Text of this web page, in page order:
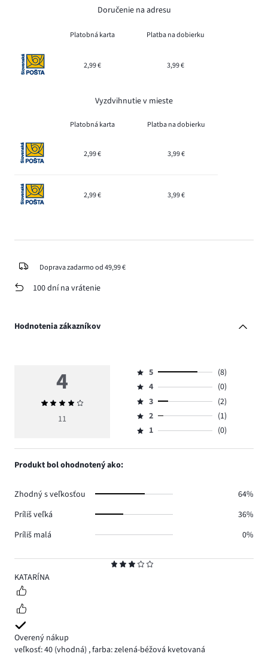
Doručenie na adresu
Platobná karta Platba na dobierku
2,99 € 3,99 €
Vyzdvihnutie v mieste
Platobná karta Platba na dobierku
2,99 € 3,99 €
2,99 € 3,99 €
Doprava zadarmo od 49,99 €
100 dní na vrátenie
Hodnotenia zákazníkov
3
KATARÍNA
Overený nákup
veľkosť: 40 (vhodná) ,farba: zelená-béžová kvetovaná
4
Priemerné
hodnotenie
11
Hodnotenie
5,
počet
hlasov
8.
5
(8)
Hodnotenie
4,
počet
hlasov
4
(0)
Hodnotenie
3,
počet
3
(2)
Hodnotenie
2,
2
(1)
Hodnotenie
1,
1 (0)
Produkt bol ohodnotený ako:
Zhodný s veľkosťou
64%
Príliš veľká
36%
Príliš malá
0%